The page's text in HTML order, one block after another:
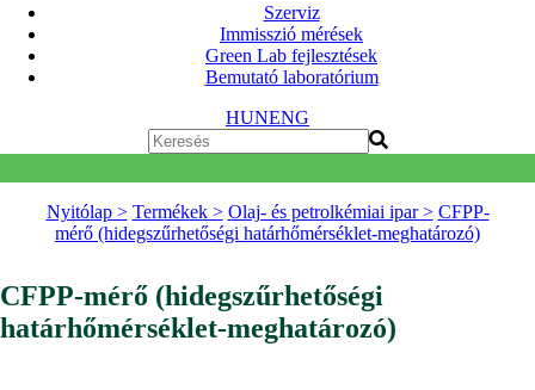
Szerviz
Immisszió mérések
Green Lab fejlesztések
Bemutató laboratórium
HUNENG
Nyitólap > Termékek > Olaj- és petrolkémiai ipar > CFPP-
mérő (hidegszűrhetőségi határhőmérséklet-meghatározó)
CFPP-mérő (hidegszűrhetőségi
határhőmérséklet-meghatározó)